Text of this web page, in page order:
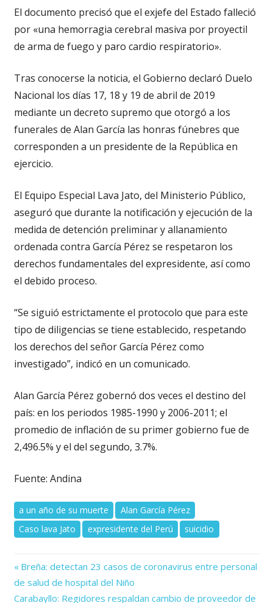
El documento precisó que el exjefe del Estado falleció
por «una hemorragia cerebral masiva por proyectil
de arma de fuego y paro cardio respiratorio».
Tras conocerse la noticia, el Gobierno declaró Duelo
Nacional los días 17, 18 y 19 de abril de 2019
mediante un decreto supremo que otorgó a los
funerales de Alan García las honras fúnebres que
corresponden a un presidente de la República en
ejercicio.
El Equipo Especial Lava Jato, del Ministerio Público,
aseguró que durante la notificación y ejecución de la
medida de detención preliminar y allanamiento
ordenada contra García Pérez se respetaron los
derechos fundamentales del expresidente, así como
el debido proceso.
“Se siguió estrictamente el protocolo que para este
tipo de diligencias se tiene establecido, respetando
los derechos del señor García Pérez como
investigado”, indicó en un comunicado.
Alan García Pérez gobernó dos veces el destino del
país: en los periodos 1985-1990 y 2006-2011; el
promedio de inflación de su primer gobierno fue de
2,496.5% y el del segundo, 3.7%.
Fuente: Andina
a un año de su muerte
Alan García Pérez
Caso lava Jato
expresidente del Perú suicidio
Navegación
de
Previous
Post:
Breña: detectan 23 casos de coronavirus entre personal
de salud de hospital del Niño
Next
Carabayllo: Regidores respaldan cambio de proveedor de